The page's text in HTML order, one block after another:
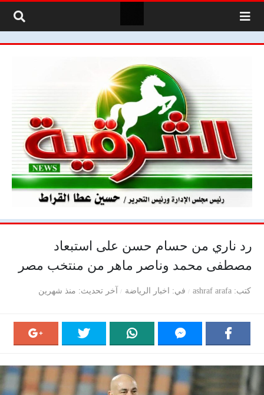
رد ناري من حسام حسن على استبعاد
مصطفى محمد وناصر ماهر من منتخب مصر
كتب ashraf arafa في اخبار الرياضة آخر تحديث منذ شهرين